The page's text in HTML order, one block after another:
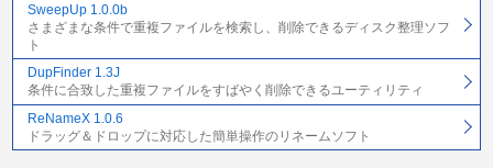
SweepUp 1.0.0b
さまざまな条件で重複ファイルを検索し、削除できるディスク整理ソフ
ト
DupFinder 1.3J
条件に合致した重複ファイルをすばやく削除できるユーティリティ
ReNameX 1.0.6
ドラッグ＆ドロップに対応した簡単操作のリネームソフト